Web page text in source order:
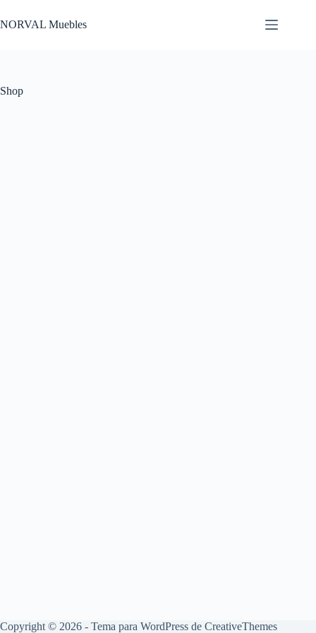
al
contenido
NORVAL Muebles
Shop
Copyright © 2026 - Tema para WordPress de CreativeThemes